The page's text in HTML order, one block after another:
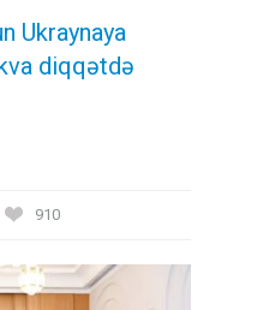
Ukraynaya
diqqətdə
910